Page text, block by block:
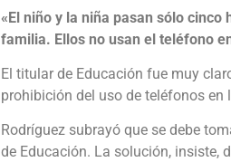
«El niño y la niña pasan sólo
familia. Ellos no usan el teléfono
El titular de Educación fue muy
prohibición del uso de teléfonos en
Rodríguez subrayó que se debe
de Educación. La solución, insiste,